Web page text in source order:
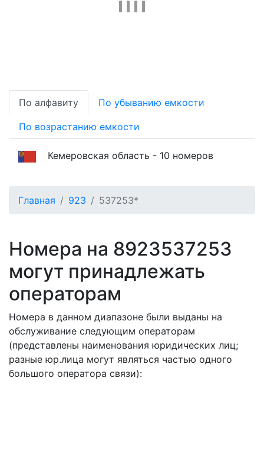
По алфавиту По убыванию емкости
По возрастанию емкости
Кемеровская область - 10 номеров
Главная 923 537253*
Номера на 8923537253
могут принадлежать
операторам
Номера в данном диапазоне были выданы на
обслуживание следующим операторам
(представлены наименования юридических лиц;
разные юр.лица могут являться частью одного
большого оператора связи):